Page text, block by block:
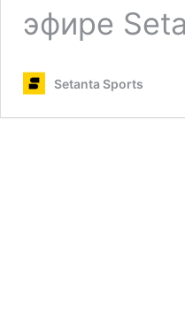
эфире
Setanta Sports